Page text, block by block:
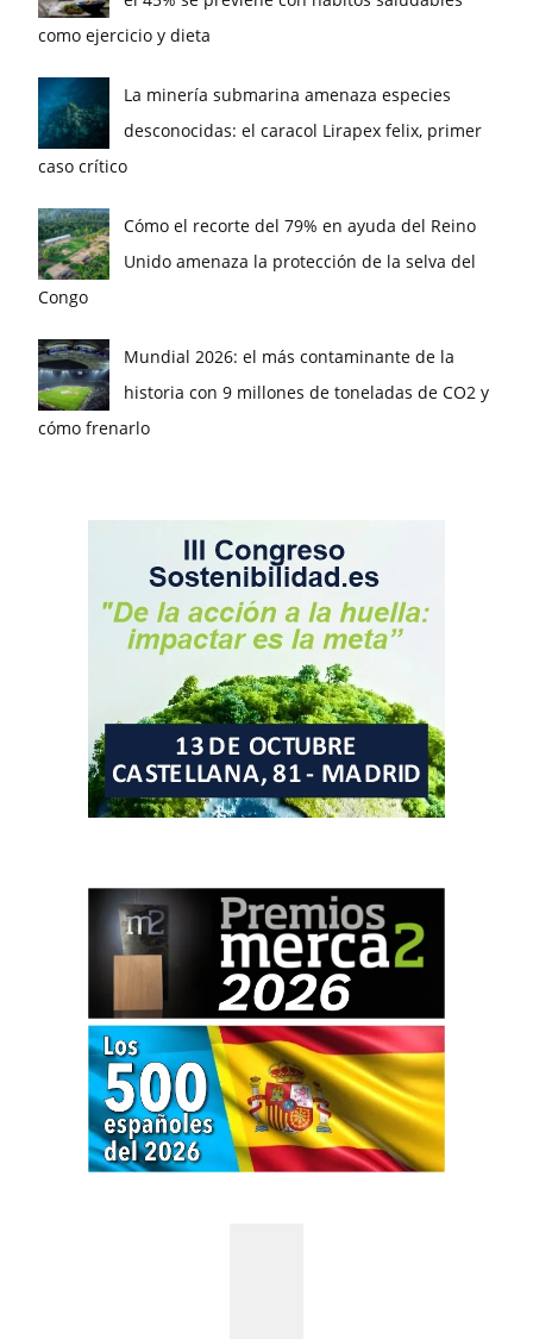
como ejercicio y dieta
La minería submarina amenaza especies
desconocidas: el caracol Lirapex felix, primer
caso crítico
Cómo el recorte del 79% en ayuda del Reino
Unido amenaza la protección de la selva del
Congo
Mundial 2026: el más contaminante de la
historia con 9 millones de toneladas de CO2 y
cómo frenarlo